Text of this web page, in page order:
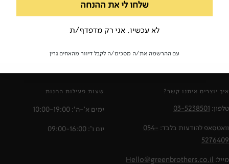
מילות מפתח:
איך יוצרים איתנו קשר?
טלפון: 03-5238501
וואטסאפ להודעות בלבד: 054-
5276409
מייל: Hello@greenbrothers.co.il
שעות פעילות החנות
ימים א'-ה': 10:00-19:00
יום ו': 09:00-16:00
שלחו לי את ההנחה
לא עכשיו, אני רק מדפדף/ת
עם ההרשמה את/ה מסכימ/ה לקבל דיוור מהאחים גרין